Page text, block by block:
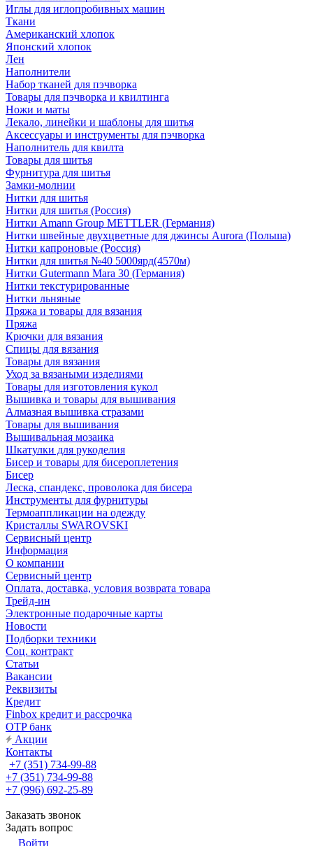
Иглы для иглопробивных машин
Ткани
Американский хлопок
Японский хлопок
Лен
Наполнители
Набор тканей для пэчворка
Товары для пэчворка и квилтинга
Ножи и маты
Лекало, линейки и шаблоны для шитья
Аксессуары и инструменты для пэчворка
Наполнитель для квилта
Товары для шитья
Фурнитура для шитья
Замки-молнии
Нитки для шитья
Нитки для шитья (Россия)
Нитки Amann Group METTLER (Германия)
Нитки швейные двухцветные для джинсы Aurora (Польша)
Нитки капроновые (Россия)
Нитки для шитья №40 5000ярд(4570м)
Нитки Gutermann Mara 30 (Германия)
Нитки текстурированные
Нитки льняные
Пряжа и товары для вязания
Пряжа
Крючки для вязания
Спицы для вязания
Товары для вязания
Уход за вязаными изделиями
Товары для изготовления кукол
Вышивка и товары для вышивания
Алмазная вышивка стразами
Товары для вышивания
Вышивальная мозаика
Шкатулки для рукоделия
Бисер и товары для бисероплетения
Бисер
Леска, спандекс, проволока для бисера
Инструменты для фурнитуры
Термоаппликации на одежду
Кристаллы SWAROVSKI
Сервисный центр
Информация
О компании
Сервисный центр
Оплата, доставка, условия возврата товара
Трейд-ин
Электронные подарочные карты
Новости
Подборки техники
Соц. контракт
Статьи
Вакансии
Реквизиты
Кредит
Finbox кредит и рассрочка
OTP банк
Акции
Контакты
+7 (351) 734-99-88
+7 (351) 734-99-88
+7 (996) 692-25-89
Заказать звонок
Задать вопрос
Войти